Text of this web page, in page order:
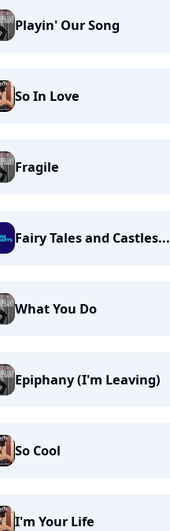
Playin' Our Song
So In Love
Fragile
Fairy Tales and Castles...
What You Do
Epiphany (I'm Leaving)
So Cool
I'm Your Life